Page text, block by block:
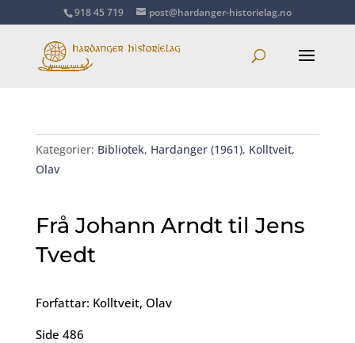
918 45 719 post@hardanger-historielag.no
Kategorier: Bibliotek, Hardanger (1961), Kolltveit,
Olav
Frå Johann Arndt til Jens
Tvedt
Forfattar: Kolltveit, Olav
Side 486